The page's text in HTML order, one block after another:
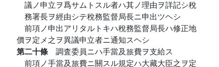
議ノ申立ヲ爲サムトスル者ハ其ノ理由ヲ詳記シ稅
務署長ヲ經由シテ稅務監督局長ニ申出ツヘシ
前項ノ申出アリタルトキハ稅務監督局長ハ修正地
價ヲ定メ之ヲ異議申立者ニ通知スヘシ
第二十條 調査委員ニハ手當及旅費ヲ支給ス
前項ノ手當及旅費ニ關スル規定ハ大藏大臣之ヲ定